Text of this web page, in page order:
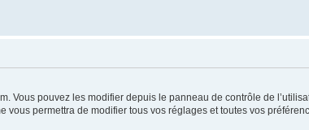
pouvez les modifier depuis le panneau de contrôle de
permettra de modifier tous vos réglages et toutes vos